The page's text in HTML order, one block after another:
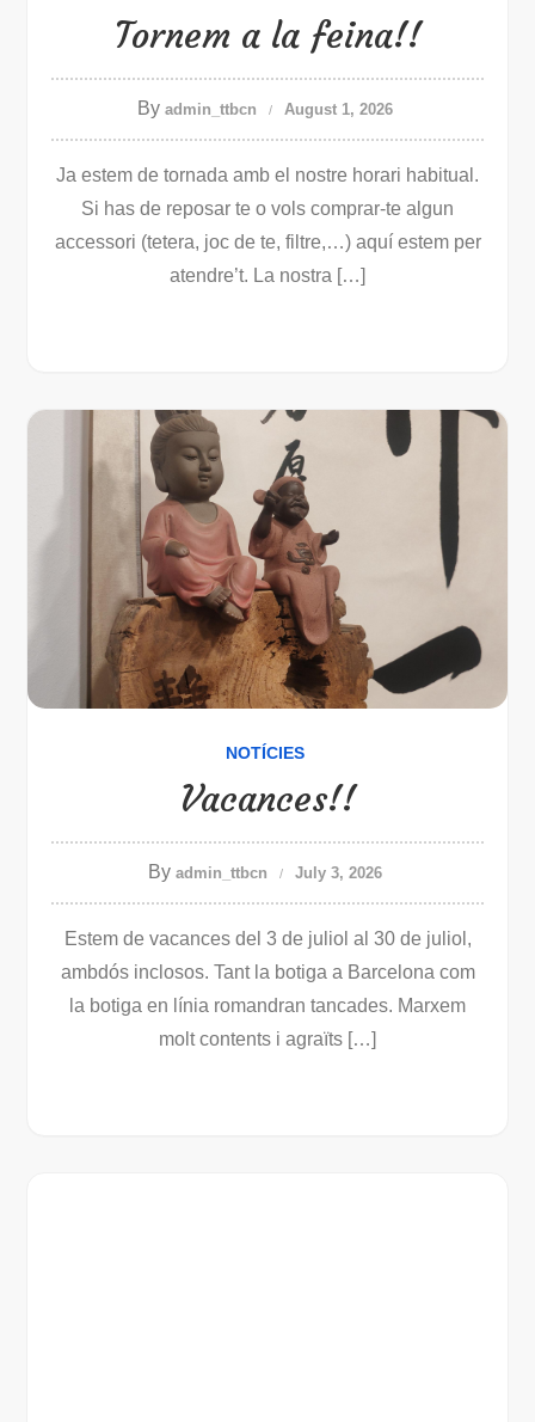
Tornem a la feina!!
By admin_ttbcn August 1, 2026
Ja estem de tornada amb el nostre horari habitual.
Si has de reposar te o vols comprar-te algun
accessori (tetera, joc de te, filtre,…) aquí estem per
atendre’t. La nostra […]
NOTÍCIES
Vacances!!
By admin_ttbcn July 3, 2026
Estem de vacances del 3 de juliol al 30 de juliol,
ambdós inclosos. Tant la botiga a Barcelona com
la botiga en línia romandran tancades. Marxem
molt contents i agraïts […]